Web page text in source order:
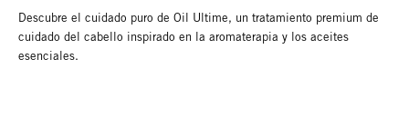
Descubre el cuidado puro de Oil Ultime, un tratamiento premium de
cuidado del cabello inspirado en la aromaterapia y los aceites
esenciales.